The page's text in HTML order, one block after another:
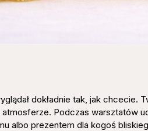
dokładnie tak, jak chcecie.
Podczas warsztatów
albo prezentem dla kogoś